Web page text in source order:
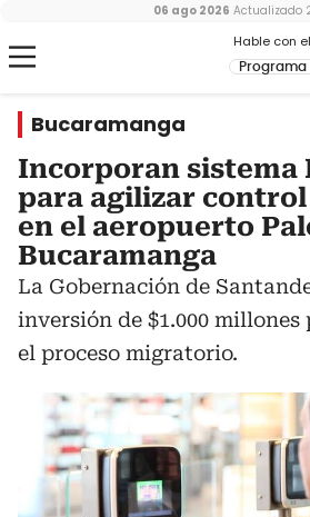
Hable con el
Programa
06 ago 2026 Actualizado
Bucaramanga
Incorporan sistema
para agilizar
en el aeropuerto
Bucaramanga
La Gobernación de
inversión de $1.000
el proceso migratorio.